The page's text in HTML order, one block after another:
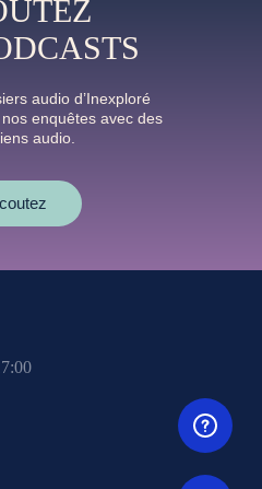
audio d’Inexploré
enquêtes avec des
audio.